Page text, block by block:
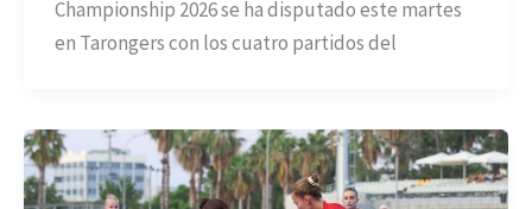
Championship 2026 se ha disputado este martes
en Tarongers con los cuatro partidos del